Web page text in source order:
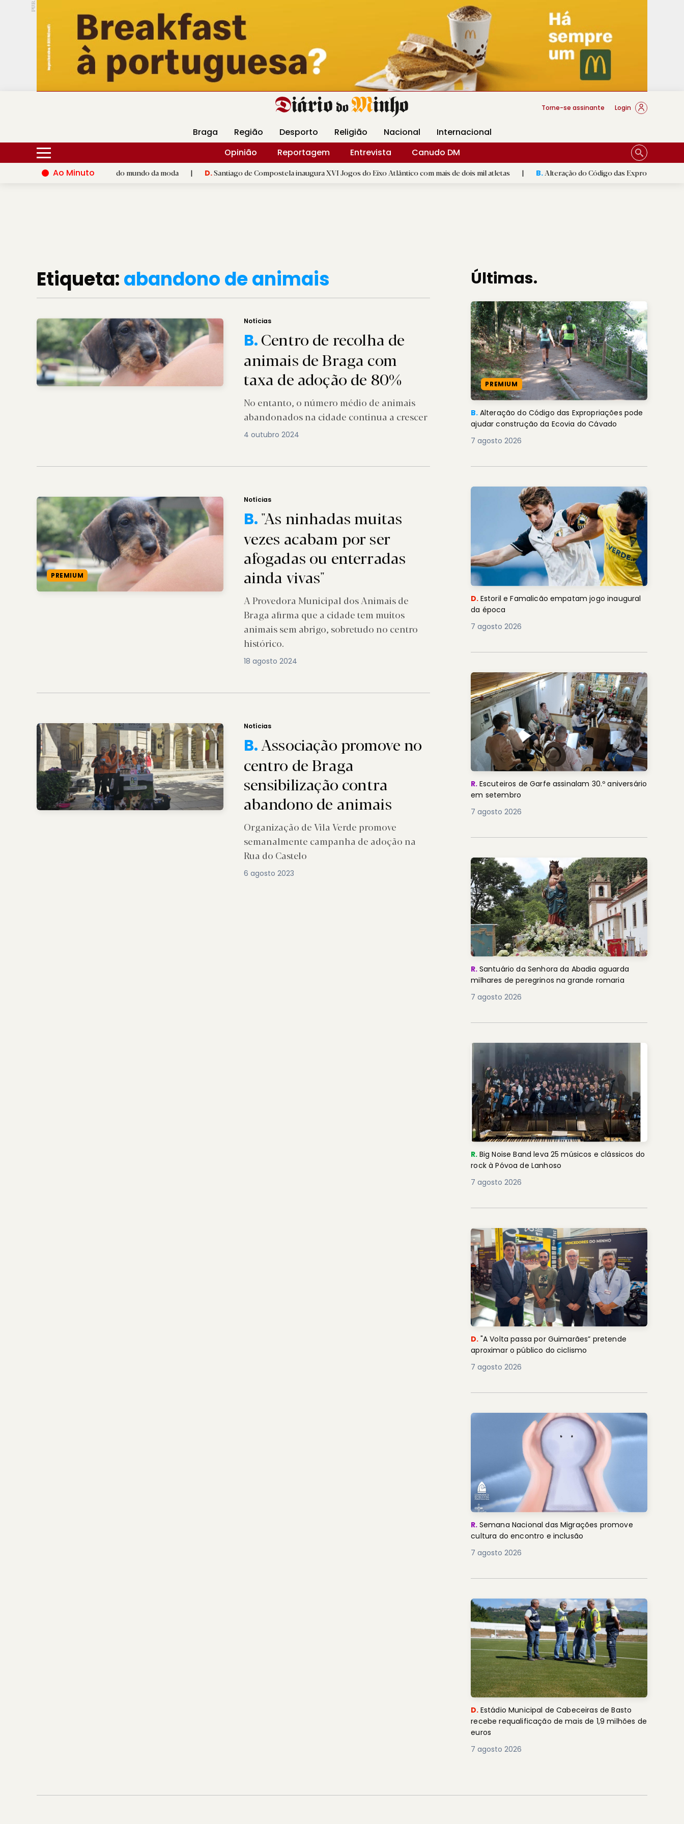
PUB.
Hoje 16ºC 29ºC DMtv Revista Minha Gráfica DM Livraria DM Arquidiocese Braga
Torne-se assinante Login
Braga Região Desporto Religião Nacional
Internacional
Opinião
Reportagem Entrevista
Canudo DM
Ao Minuto
talento e à inovação do mundo da moda | D.Santiago de Compostela inaugura XVI Jogos do Eixo Atlântico com mais de dois mil atletas | B.Alteração do Código das Expropriações pode ajudar
Etiqueta:abandono de animais
Notícias
B.Centro de recolha de
animais de Braga com
taxa de adoção de 80%
No entanto, o número médio de animais
abandonados na cidade continua a crescer
4 outubro 2024
PREMIUM
Notícias
B."As ninhadas muitas
vezes acabam por ser
afogadas ou enterradas
ainda vivas"
A Provedora Municipal dos Animais de
Braga afirma que a cidade tem muitos
animais sem abrigo, sobretudo no centro
histórico.
18 agosto 2024
Notícias
B.Associação promove no
centro de Braga
sensibilização contra
abandono de animais
Organização de Vila Verde promove
semanalmente campanha de adoção na
Rua do Castelo
6 agosto 2023
Últimas.
PREMIUM
B. Alteração do Código das Expropriações pode
ajudar construção da Ecovia do Cávado
7 agosto 2026
D. Estoril e Famalicão empatam jogo inaugural
da época
7 agosto 2026
R. Escuteiros de Garfe assinalam 30.º aniversário
em setembro
7 agosto 2026
R. Santuário da Senhora da Abadia aguarda
milhares de peregrinos na grande romaria
7 agosto 2026
R. Big Noise Band leva 25 músicos e clássicos do
rock à Póvoa de Lanhoso
7 agosto 2026
D. "A Volta passa por Guimarães” pretende
aproximar o público do ciclismo
7 agosto 2026
R. Semana Nacional das Migrações promove
cultura do encontro e inclusão
7 agosto 2026
D. Estádio Municipal de Cabeceiras de Basto
recebe requalificação de mais de 1,9 milhões de
euros
7 agosto 2026